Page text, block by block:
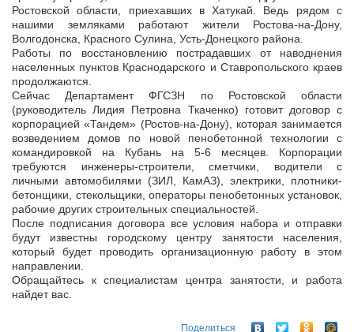
Ростовской области, приехавших в Хатукай. Ведь рядом с
нашими земляками работают жители Ростова-на-Дону,
Волгодонска, Красного Сулина, Усть-Донецкого района.
Работы по восстановлению пострадавших от наводнения
населенных пунктов Краснодарского и Ставропольского краев
продолжаются.
Сейчас Департамент ФГСЗН по Ростовской области
(руководитель Лидия Петровна Ткаченко) готовит договор с
корпорацией «Тандем» (Ростов-на-Дону), которая занимается
возведением домов по новой пенобетонной технологии с
командировкой на Кубань на 5-6 месяцев. Корпорации
требуются инженеры-строители, сметчики, водители с
личными автомобилями (ЗИЛ, КамАЗ), электрики, плотники-
бетонщики, стекольщики, операторы пенобетонных установок,
рабочие других строительных специальностей.
После подписания договора все условия набора и отправки
будут известны городскому центру занятости населения,
который будет проводить организационную работу в этом
направлении.
Обращайтесь к специалистам центра занятости, и работа
найдет вас.
Поделиться